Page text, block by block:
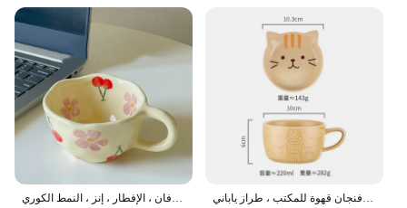
أكواب قهوة سيراميك زهور غير منتظمة مقروصة يدويًا ، كوب إفطار ، أدوات شرب ، حليب ، كوب شاي ، دقيق الشوفان ، الإفطار ، إنز ، النمط الكوري كوب سيراميك كرتوني للحيوانات بغطاء ، كوب ماء للأزواج ، كوب إفطار منزلي لطيف ، فنجان قهوة للمكتب ، طراز ياباني